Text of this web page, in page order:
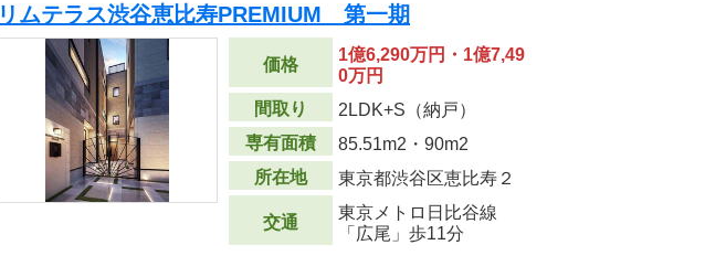
リムテラス渋谷恵比寿PREMIUM 第一期
価格
1億6,290万円・1億7,49
0万円
間取り
2LDK+S（納戸）
専有面積
85.51m2 ・90m2
所在地
東京都渋谷区恵比寿２
交通
東京メトロ日比谷線
「広尾」歩11分